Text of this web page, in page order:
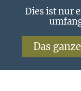
Dies ist nur
Das